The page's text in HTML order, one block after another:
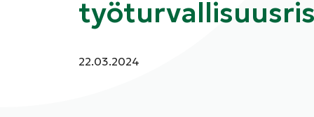
Julkaistu:
22.03.2024